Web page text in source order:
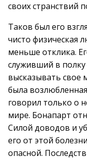
своих странствий
Таков был его
чисто физическая
меньше отклика.
служивший в полку
высказывать свое
была
говорил только о
мире. Бонапарт
Силой доводов и
его от этой
опасной.